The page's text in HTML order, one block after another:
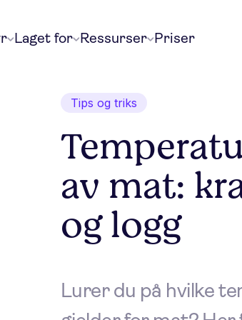
Laget for Ressurser Priser
Tips og triks
av mat:
og logg
Lurer du på hvilke